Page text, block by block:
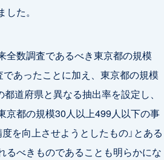
た。
数調査であるべき東京都の規模
あったことに加え、東京都の規模
道府県と異なる抽出率を設定し、
京都の規模30人以上499人以下の事
を向上させようとしたもの」とある
るべきものであることも明らかにな